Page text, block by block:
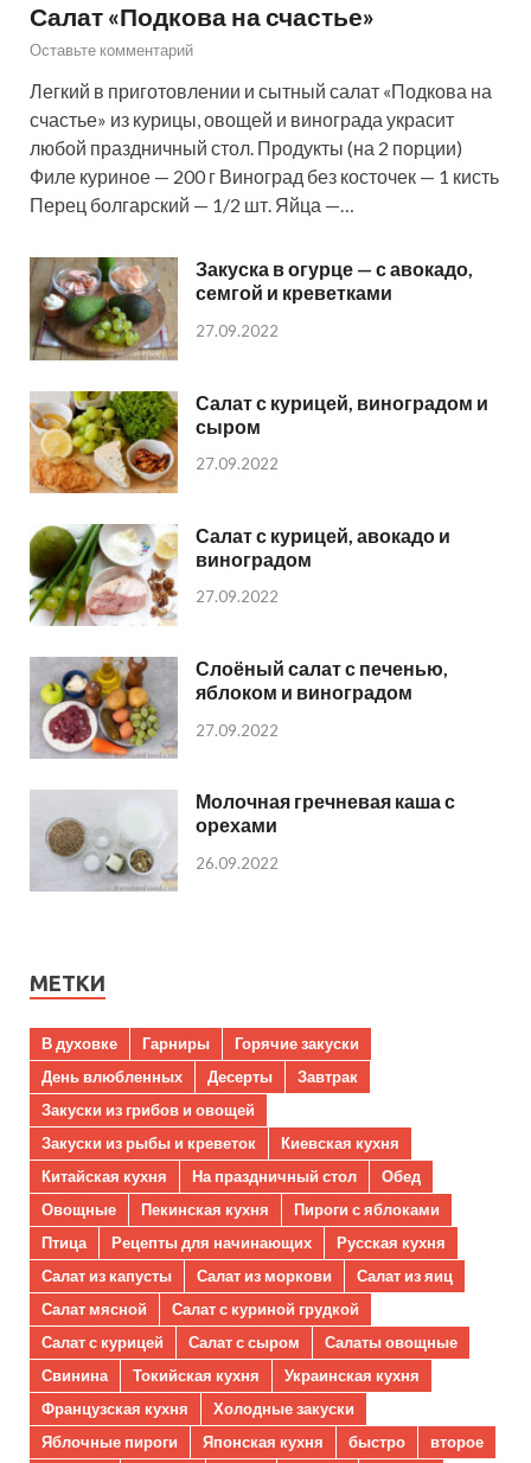
Салат «Подкова на счастье»
Оставьте комментарий
Легкий в приготовлении и сытный салат «Подкова на
счастье» из курицы, овощей и винограда украсит
любой праздничный стол. Продукты (на 2 порции)
Филе куриное — 200 г Виноград без косточек — 1 кисть
Перец болгарский — 1/2 шт. Яйца —…
Закуска в огурце — с авокадо,
семгой и креветками
27.09.2022
Салат с курицей, виноградом и
сыром
27.09.2022
Салат с курицей, авокадо и
виноградом
27.09.2022
Слоёный салат с печенью,
яблоком и виноградом
27.09.2022
Молочная гречневая каша с
орехами
26.09.2022
МЕТКИ
В духовке Гарниры
Горячие закуски
День влюбленных
Десерты
Завтрак
Закуски из грибов и овощей
Закуски из рыбы и креветок
Киевская кухня
Китайская кухня
На праздничный стол
Обед
Овощные
Пекинская кухня
Пироги с яблоками
Птица
Рецепты для начинающих
Русская кухня
Салат из капусты
Салат из моркови
Салат из яиц
Салат мясной
Салат с куриной грудкой
Салат с курицей
Салат с сыром
Салаты овощные
Свинина
Токийская кухня
Украинская кухня
Французская кухня
Холодные закуски
Яблочные пироги
Японская кухня быстро
второе